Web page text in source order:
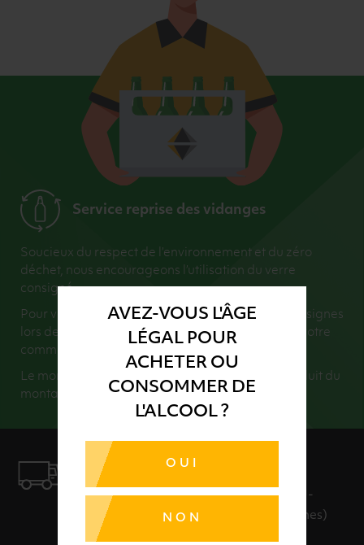
AVEZ-VOUS L'ÂGE
LÉGAL POUR
ACHETER OU
CONSOMMER DE
L'ALCOOL ?
OUI
NON
Service reprise des vidanges
Soucieux du respect de l’environnement et du zéro
déchet, nous encourageons l’utilisation du verre
consigné.
Pour vous faciliter la vie, nous récupérons vos consignes
lors de la livraison (dans la limite du montant de votre
commande).
Le montant de vos consignes retournées sera déduit du
montant total de votre commande.
LIVRAISON
LIVRAISON EN 24H ET GRATUITE AU-
DELÀ DE 100€ D'ACHAT (hors consignes)